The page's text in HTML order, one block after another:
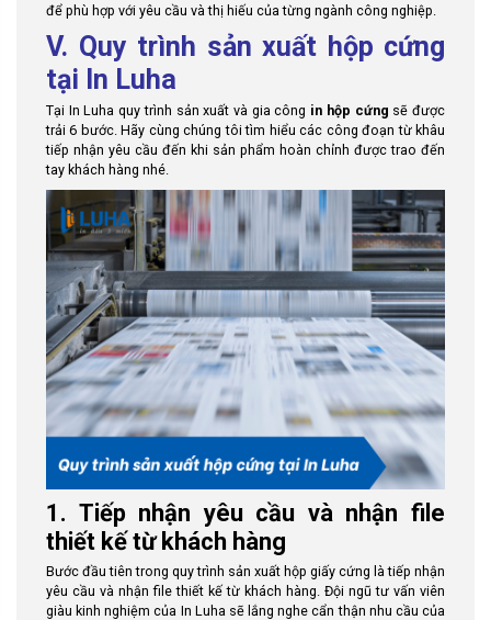
để phù hợp với yêu cầu và thị hiếu của từng ngành công nghiệp.
V. Quy trình sản xuất hộp cứng
tại In Luha
Tại In Luha quy trình sản xuất và gia công in hộp cứng sẽ được
trải 6 bước. Hãy cùng chúng tôi tìm hiểu các công đoạn từ khâu
tiếp nhận yêu cầu đến khi sản phẩm hoàn chỉnh được trao đến
tay khách hàng nhé.
1. Tiếp nhận yêu cầu và nhận file
thiết kế từ khách hàng
Bước đầu tiên trong quy trình sản xuất hộp giấy cứng là tiếp nhận
yêu cầu và nhận file thiết kế từ khách hàng. Đội ngũ tư vấn viên
giàu kinh nghiệm của In Luha sẽ lắng nghe cẩn thận nhu cầu của